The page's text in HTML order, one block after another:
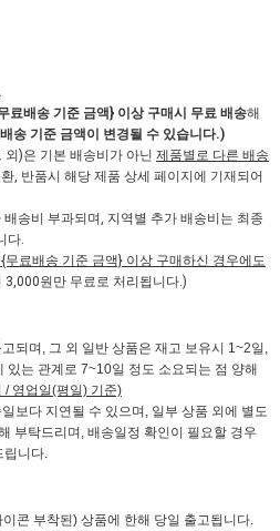
료배송 기준 금액} 이상 구매시 무료 배송해
송 기준 금액이 변경될 수 있습니다.)
)은 기본 배송비가 아닌 제품별로 다른 배송
, 반품시 해당 제품 상세 페이지에 기재되어
송비 부과되며, 지역별 추가 배송비는 최종
다.
무료배송 기준 금액} 이상 구매하신 경우에도
3,000원만 무료로 처리됩니다.)
되며, 그 외 일반 상품은 재고 보유시 1~2일,
있는 관계로 7~10일 정도 소요되는 점 양해
/ 영업일(평일) 기준)
보다 지연될 수 있으며, 일부 상품 외에 별도
부탁드리며, 배송일정 확인이 필요할 경우
니다.
콘 부착된) 상품에 한해 당일 출고됩니다.